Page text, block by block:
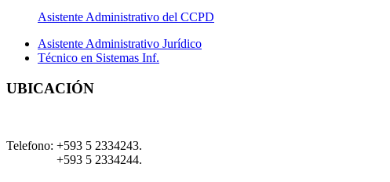
Asistente Administrativo del CCPD
Asistente Administrativo Jurídico
Técnico en Sistemas Inf.
UBICACIÓN
Telefono: +593 5 2334243.
+593 5 2334244.